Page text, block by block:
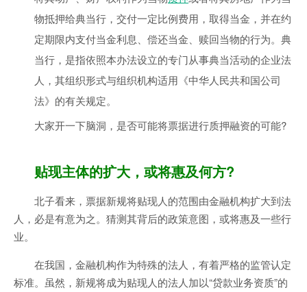
物抵押给典当行，交付一定比例费用，取得当金，并在约
定期限内支付当金利息、偿还当金、赎回当物的行为。典
当行，是指依照本办法设立的专门从事典当活动的企业法
人，其组织形式与组织机构适用《中华人民共和国公司
法》的有关规定。
大家开一下脑洞，是否可能将票据进行质押融资的可能?
贴现主体的扩大，或将惠及何方?
北子看来，票据新规将贴现人的范围由金融机构扩大到法
人，必是有意为之。猜测其背后的政策意图，或将惠及一些行
业。
在我国，金融机构作为特殊的法人，有着严格的监管认定
标准。虽然，新规将成为贴现人的法人加以“贷款业务资质”的